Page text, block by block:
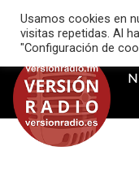
music_note VERSIÓN RADIO
Usamos cookies en
visitas repetidas. Al
"Configuración de